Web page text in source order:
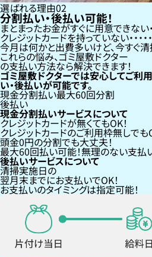
選ばれる理由02
分割払い・後払い可能！
まとまったお金がすぐに用意できない
クレジットカードを持っていない・・・
今月は何かと出費多いけど、今すぐ
これらの悩み、ゴミ屋敷ドクター
の支払い方法なら解決できます！
ゴミ屋敷ドクターでは安心してご利
い・後払いが可能です。
現金分割払い最大60回分割
後払い
現金分割払いサービスについて
クレジットカードが無くてもOK！
クレジットカードのご利用枠無しでも
頭金0円の分割でも大丈夫！
最大60回払い可能！無理のない支払
後払いサービスについて
清掃実施日の
翌月末までにお支払いでOK！
お支払いのタイミングは指定可能！